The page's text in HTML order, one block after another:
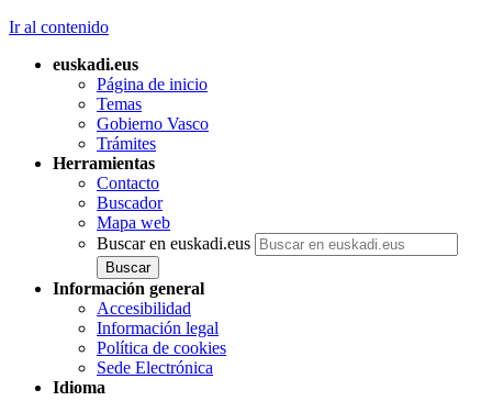
Ir al contenido
euskadi.eus
Página de inicio
Temas
Gobierno Vasco
Trámites
Herramientas
Contacto
Buscador
Mapa web
Buscar en euskadi.eus
Información general
Accesibilidad
Información legal
Política de cookies
Sede Electrónica
Idioma